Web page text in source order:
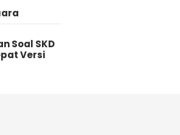
Soal SKD
Versi